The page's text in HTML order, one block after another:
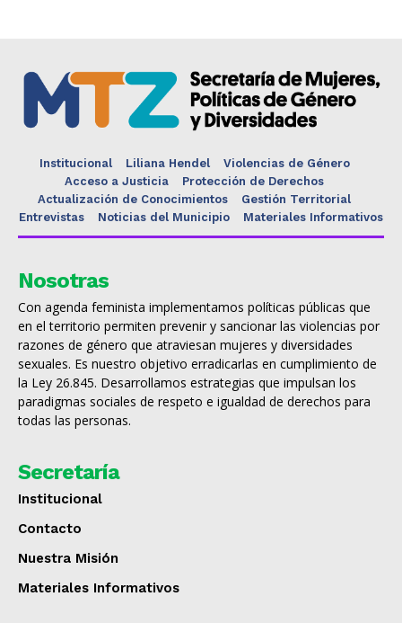
Institucional Liliana Hendel
Violencias de Género
Acceso a Justicia
Protección de Derechos
Actualización de Conocimientos
Gestión Territorial
Entrevistas
Noticias del Municipio Materiales Informativos
Nosotras
Con agenda feminista implementamos políticas públicas que
en el territorio permiten prevenir y sancionar las violencias por
razones de género que atraviesan mujeres y diversidades
sexuales. Es nuestro objetivo erradicarlas en cumplimiento de
la Ley 26.845. Desarrollamos estrategias que impulsan los
paradigmas sociales de respeto e igualdad de derechos para
todas las personas.
Secretaría
Institucional
Contacto
Nuestra Misión
Materiales Informativos